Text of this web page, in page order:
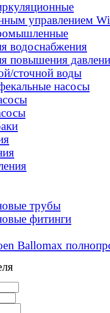
управлением
водоснабжения
повышения
сточной воды
насосы
трубы
фитинги
Ballomax